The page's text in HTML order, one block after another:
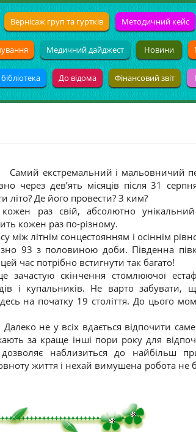
Вернісаж груп та гуртків Методичний кейс
Медичний дайджест Новини
До відома Фінансовий звіт
Самий екстремальний і мальовничий
через дев’ять місяців після 31
літо? Де його провести? З ким?
раз свій, абсолютно унікальний
кожен раз по-різному.
між літнім сонцестоянням і осіннім
93 з половиною доби. Південна
час потрібно встигнути так багато!
зачастую скінчення стомлюючої
і купальників. Не варто забувати,
на початку 19 століття. До цього
не у всіх вдається відпочити
за краще інші пори року для
наблизиться до найбільш
життя і нехай вимушена робота не